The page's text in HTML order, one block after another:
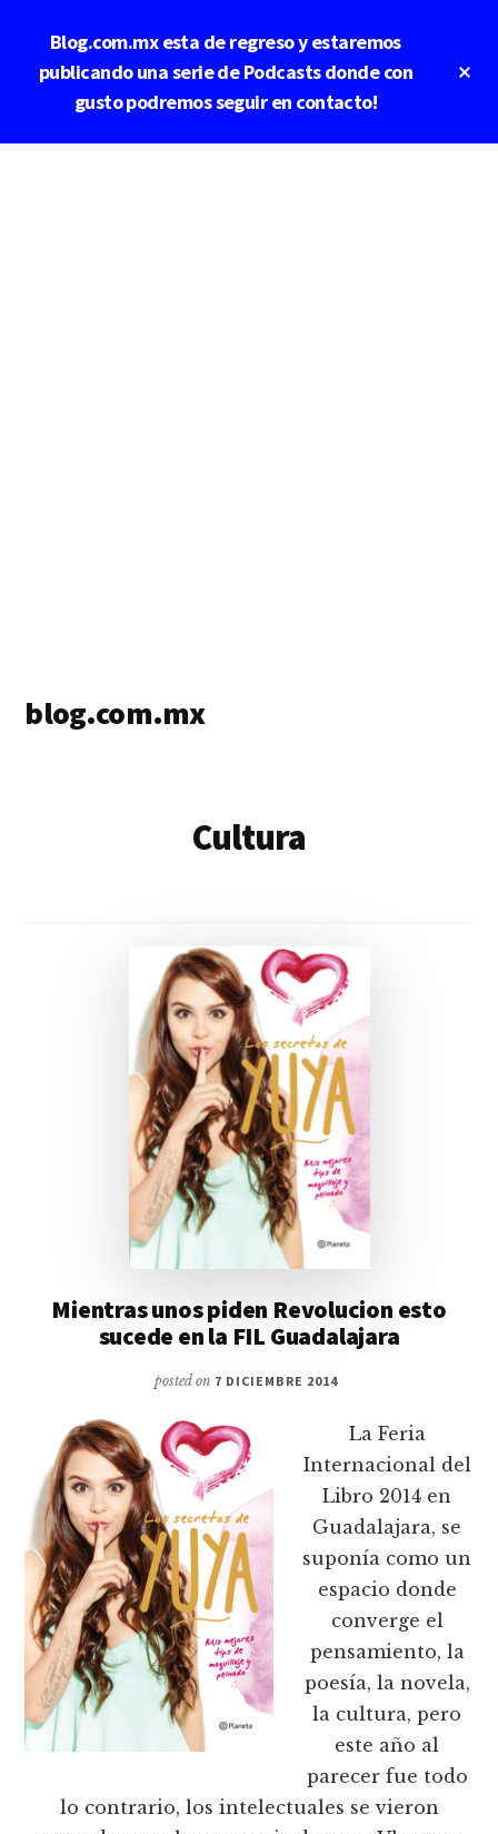
contenido
Blog.com.mx esta de regreso y estaremos
publicando una serie de Podcasts donde con
gusto podremos seguir en contacto!
blog.com.mx
Cultura
Mientras unos piden Revolucion esto
sucede en la FIL Guadalajara
posted on 7 DICIEMBRE 2014
La Feria
Internacional del
Libro 2014 en
Guadalajara, se
suponía como un
espacio donde
converge el
pensamiento, la
poesía, la novela,
la cultura, pero
este año al
parecer fue todo
lo contrario, los intelectuales se vieron